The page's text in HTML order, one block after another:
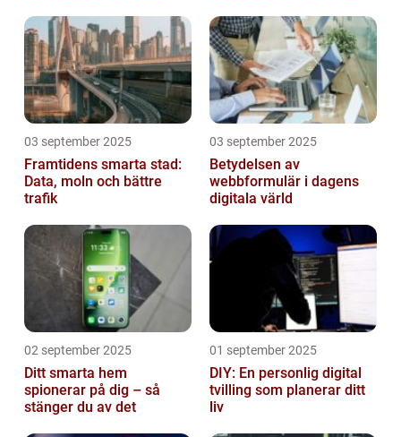
03 september 2025
Framtidens smarta stad:
Data, moln och bättre
trafik
03 september 2025
Betydelsen av
webbformulär i dagens
digitala värld
02 september 2025
Ditt smarta hem
spionerar på dig – så
stänger du av det
01 september 2025
DIY: En personlig digital
tvilling som planerar ditt
liv